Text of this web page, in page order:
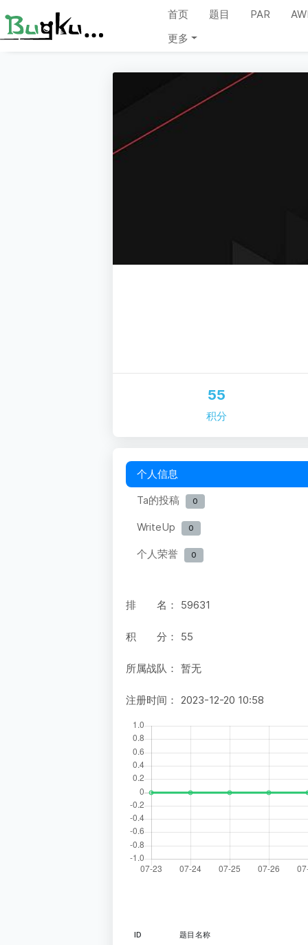
首页 题目 PAR
更多
55
积分
个人信息
Ta的投稿
0
WriteUp 0
个人荣誉 0
排 名： 59631
积 分： 55
所属战队： 暂无
注册时间： 2023-12-20 10:58
ID 题目名称